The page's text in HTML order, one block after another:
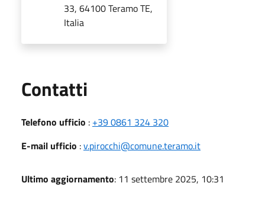
33, 64100 Teramo TE,
Italia
Contatti
Telefono ufficio : +39 0861 324 320
E-mail ufficio :v.pirocchi@comune.teramo.it
Ultimo aggiornamento: 11 settembre 2025, 10:31